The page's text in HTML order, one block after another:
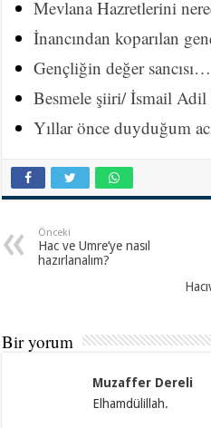
Mevlana Hazretlerini
İnancından koparılan
Gençliğin değer sancısı…
Besmele şiiri/ İsmail Adil
Yıllar önce duyduğum
Önceki
Hac ve Umre’ye nasıl
hazırlanalım?
Bir yorum
Muzaffer Dereli
Elhamdülillah.